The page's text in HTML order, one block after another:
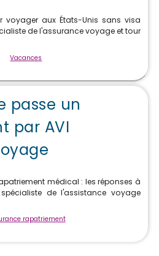
voyager aux États-Unis sans visa
de l'assurance voyage et tour
Vacances
passe un
par AVI
médical : les réponses à
de l'assistance voyage
rapatriement